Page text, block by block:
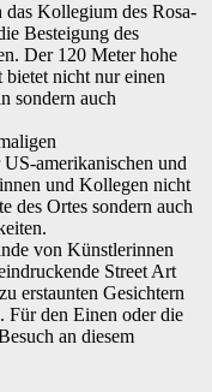
das Kollegium des Rosa-
Besteigung des
Der 120 Meter hohe
bietet nicht nur einen
sondern auch
amerikanischen und
und Kollegen nicht
des Ortes sondern auch
von Künstlerinnen
Street Art
erstaunten Gesichtern
Für den Einen oder die
an diesem